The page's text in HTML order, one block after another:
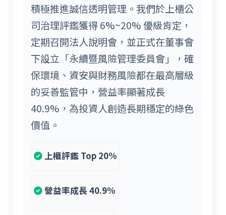
積極推進誠信透明管理。我們於上櫃公
司治理評鑑獲得 6%~20% 優級肯定，
定期召開法人說明會，並正式在董事會
下設立「永續暨風險管理委員會」，確
保環境、資安與財務風險都在最高層級
的妥善監管中，營益率顯著成長
40.9%，為投資人創造長期穩定的綠色
價值。
上櫃評鑑 Top 20%
營益率成長 40.9%